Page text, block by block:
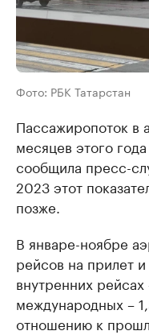
Фото: РБК Татарстан
Пассажиропоток в
месяцев этого
сообщила пресс-
2023 этот
позже.
В январе-ноябре
рейсов на прилет
внутренних
международных –
отношению к